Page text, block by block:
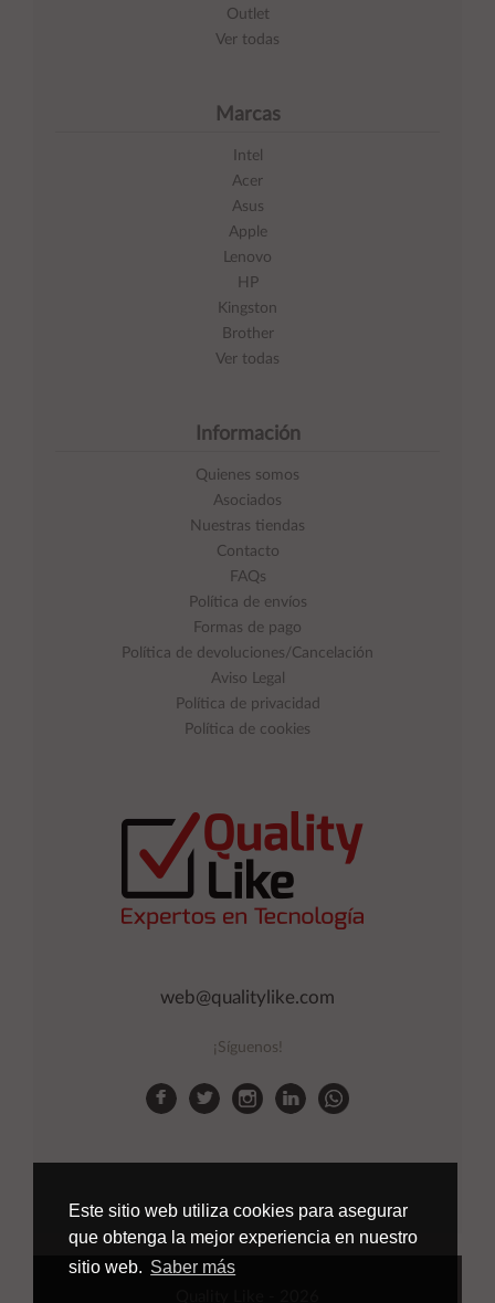
Este sitio web utiliza cookies para asegurar
que obtenga la mejor experiencia en nuestro
sitio web. Saber más
web@qualitylike.com
¡Síguenos!
Outlet
Ver todas
Marcas
Intel
Acer
Asus
Apple
Lenovo
HP
Kingston
Brother
Ver todas
Información
Quienes somos
Asociados
Nuestras tiendas
Contacto
FAQs
Política de envíos
Formas de pago
Política de devoluciones/Cancelación
Aviso Legal
Política de privacidad
Política de cookies